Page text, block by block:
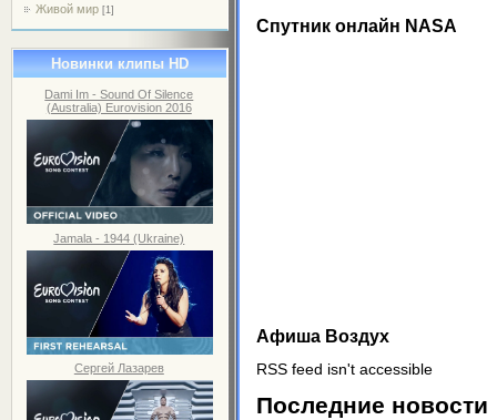
Живой мир [1]
Новинки клипы HD
Dami Im - Sound Of Silence
(Australia) Eurovision 2016
Jamala - 1944 (Ukraine)
Сергей Лазарев
Спутник онлайн NASA
Афиша Воздух
RSS feed isn't accessible
Последние новости